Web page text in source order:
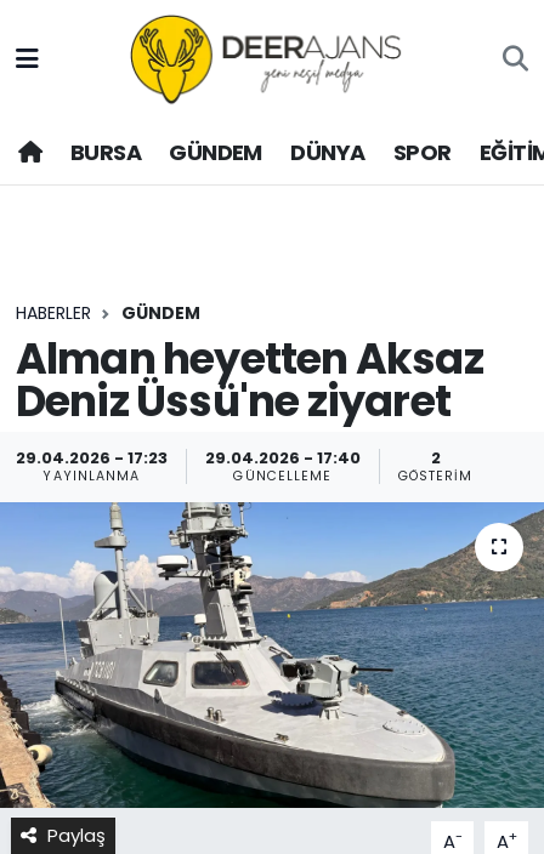
BURSA GÜNDEM DÜNYA SPOR
HABERLER GÜNDEM
Alman heyetten Aksaz
Deniz Üssü'ne ziyaret
29.04.2026 - 17:23
YAYINLANMA
29.04.2026 - 17:40
GÜNCELLEME
2
GÖSTERIM
Paylaş A- A+
Hava Durumu
Trafik Durumu
Son Dakika Haberleri
Haber Arşivi